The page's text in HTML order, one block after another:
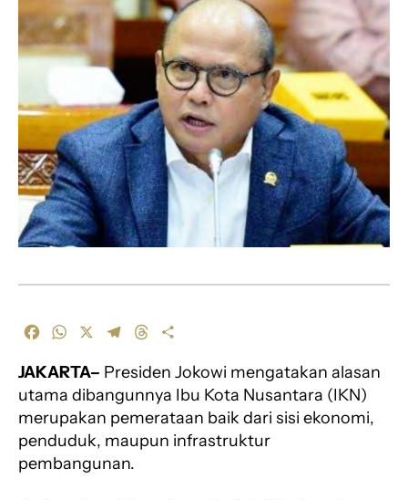
c
e
b
o
k
W
a
t
s
A
p
p
l
e
g
r
a
m
r
e
a
d
s
a
r
e
JAKARTA– Presiden Jokowi mengatakan alasan
utama dibangunnya Ibu Kota Nusantara (IKN)
merupakan pemerataan baik dari sisi ekonomi,
penduduk, maupun infrastruktur
pembangunan.